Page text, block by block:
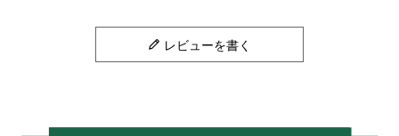
レビューを書く